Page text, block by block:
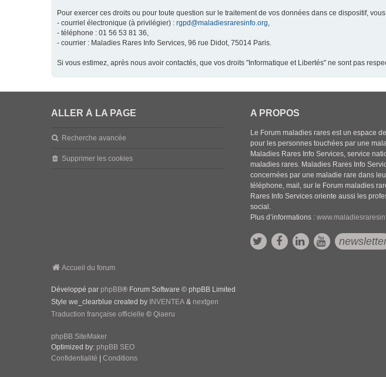
Pour exercer ces droits ou pour toute question sur le traitement de vos données dans ce dispositif,
- courriel électronique (à privilégier) : rgpd@maladiesraresinfo.org,
- téléphone : 01 56 53 81 36,
- courrier : Maladies Rares Info Services, 96 rue Didot, 75014 Paris.
Si vous estimez, après nous avoir contactés, que vos droits "Informatique et Libertés" ne sont pas
ALLER À LA PAGE
Recherche avancée
Supprimer les cookies
A PROPOS
Le Forum maladies rares est un espace
pour les personnes touchées par une
Maladies Rares Info Services, service
maladies rares. Maladies Rares Info
concernées par une maladie rare dans
téléphone, mail, sur le Forum maladies
Rares Info Services oriente aussi les
social.
Plus d’informations :
Accueil du forum
Développé par phpBB® Forum Software © phpBB Limited
Style we_clearblue created by INVENTEA & nextgen
Traduction française officielle © Qiaeru
phpBB SiteMaker
Optimized by: phpBB SEO
Confidentialité
Conditions